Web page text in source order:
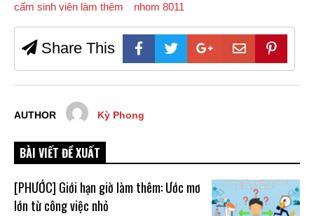
cấm sinh viên làm thêm nhom 8011
Share This
AUTHOR Kỳ Phong
BÀI VIẾT ĐỀ XUẤT
[PHƯỚC] Giới hạn giờ làm thêm: Ước mơ
lớn từ công việc nhỏ